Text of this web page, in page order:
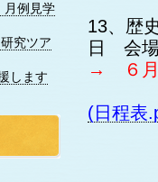
13、歴
日 会場
→ ６月
(日程表
月例見学
究ツア
します